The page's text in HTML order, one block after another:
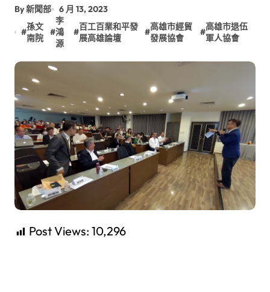
By 新聞部 6 月 13, 2023
#
孫文
南院
#
李
鴻
源
#
百工百業和平發
展高雄論壇
#
高雄市經貿
發展協會
#
高雄市退伍
軍人協會
Post Views: 10,296